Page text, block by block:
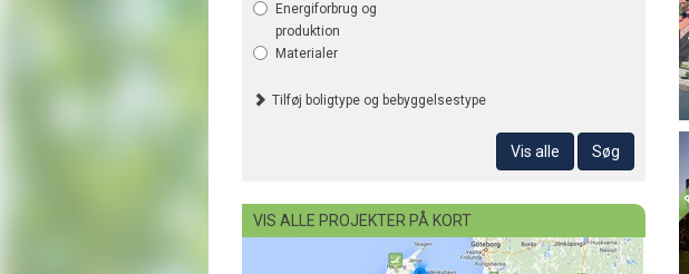
Energiforbrug og
produktion
Materialer
Tilføj boligtype og bebyggelsestype
Vis alle Søg
VIS ALLE PROJEKTER PÅ KORT